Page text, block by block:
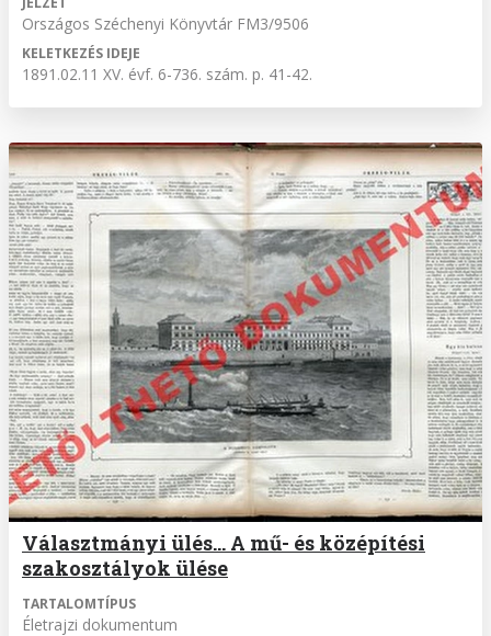
Országos Széchenyi Könyvtár FM3/9506
KELETKEZÉS IDEJE
1891.02.11 XV. évf. 6-736. szám. p. 41-42.
Választmányi ülés... A mű- és középítési
szakosztályok ülése
TARTALOMTÍPUS
Életrajzi dokumentum